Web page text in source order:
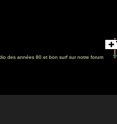
des années 80 et bon surf sur notre forum